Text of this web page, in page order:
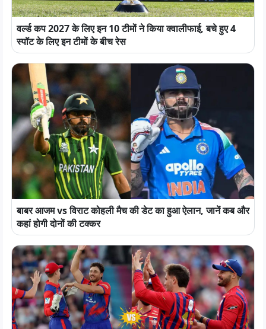
वर्ल्ड कप 2027 के लिए इन 10 टीमों ने किया क्वालीफाई, बचे हुए 4
स्पॉट के लिए इन टीमों के बीच रेस
बाबर आजम vs विराट कोहली मैच की डेट का हुआ ऐलान, जानें कब और
कहां होगी दोनों की टक्कर